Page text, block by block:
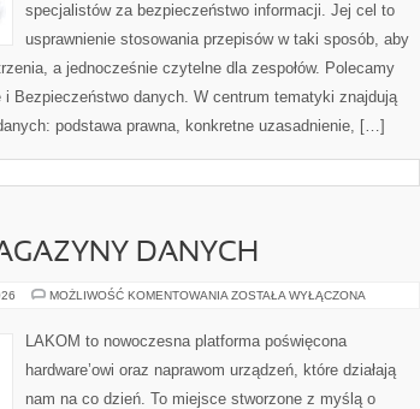
specjalistów za bezpieczeństwo informacji. Jej cel to
usprawnienie stosowania przepisów w taki sposób, aby
a jednocześnie czytelne dla zespołów. Polecamy
Bezpieczeństwo danych. W centrum tematyki znajdują
podstawa prawna, konkretne uzasadnienie, […]
DANYCH
MOŻLIWOŚĆ KOMENTOWANIA PAMIĘCI
MAGAZYNY
DANYCH
ZOSTAŁA WYŁĄCZONA
LAKOM to nowoczesna platforma poświęcona
hardware’owi oraz naprawom urządzeń, które działają
nam na co dzień. To miejsce stworzone z myślą o